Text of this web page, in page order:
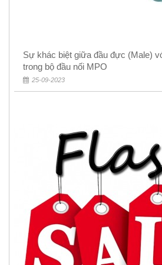
Sự khác biệt giữa đầu đực (Male)
trong bộ đầu nối MPO
25-09-2023